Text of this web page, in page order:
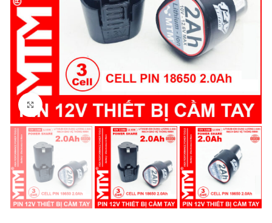
Click to enlarge